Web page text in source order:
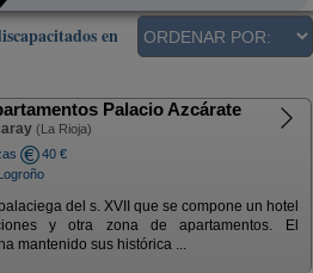
en
Palacio Azcárate
(La Rioja)
40 €
del s. XVII que se compone un hotel
y otra zona de apartamentos. El
mantenido sus histórica ...